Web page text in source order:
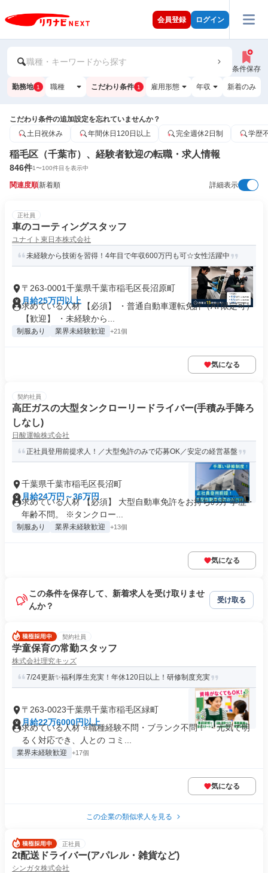
会員登録 ログイン
職種・キーワードから探す
条件保存
勤務地 1 職種 こだわり条件 1 雇用形態 年収 新着のみ
こだわり条件の追加設定を忘れていませんか？
土日祝休み
年間休日120日以上 完全週休2日制 学歴
稲毛区（千葉市）、経験者歓迎の転職・求人情報
846件1〜100件目を表示中
関連度順新着順 詳細表示
正社員
車のコーティングスタッフ
ユナイト東日本株式会社
未経験から技術を習得！4年目で年収600万円も可☆女性活躍中
〒263-0001千葉県千葉市稲毛区長沼原町
月給25万円以上
求めている人材 【必須】 ・普通自動車運転免許（AT限定可）
【歓迎】 ・未経験から...
制服あり 業界未経験歓迎 +21個
気になる
契約社員
高圧ガスの大型タンクローリードライバー(手積み手降ろ
しなし)
日酸運輸株式会社
正社員登用前提求人！／大型免許のみで応募OK／安定の経営基盤
千葉県千葉市稲毛区長沼町
月給24万円～36万円
求めている人材 【必須】 大型自動車免許をお持ちの方 学歴・
年齢不問。 ※タンクロー...
制服あり 業界未経験歓迎 +13個
気になる
この条件を保存して、新着求人を受け取りませ
んか？
受け取る
契約社員
学童保育の常勤スタッフ
株式会社理究キッズ
7/24更新✨福利厚生充実！年休120日以上！研修制度充実
〒263-0023千葉県千葉市稲毛区緑町
月給22万6000円以上
求めている人材 ⭐職種経験不問・ブランク不問！ ・元気で明
るく対応でき、人との コミ...
業界未経験歓迎 +17個
気になる
この企業の類似求人を見る
正社員
2t配送ドライバー(アパレル・雑貨など)
シンガタ株式会社